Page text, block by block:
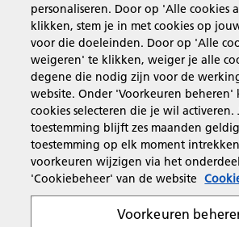
Support en contact
Inspiratie
Volg Ricoh
personaliseren. Door op 'Alle cookies
klikken, stem je in met cookies op
voor die doeleinden. Door op 'Alle
weigeren' te klikken, weiger je alle
degene die nodig zijn voor de
website. Onder 'Voorkeuren beheren'
cookies selecteren die je wil activeren.
toestemming blijft zes maanden
toestemming op elk moment
voorkeuren wijzigen via het onderdeel
'Cookiebeheer' van de website
Voorkeuren